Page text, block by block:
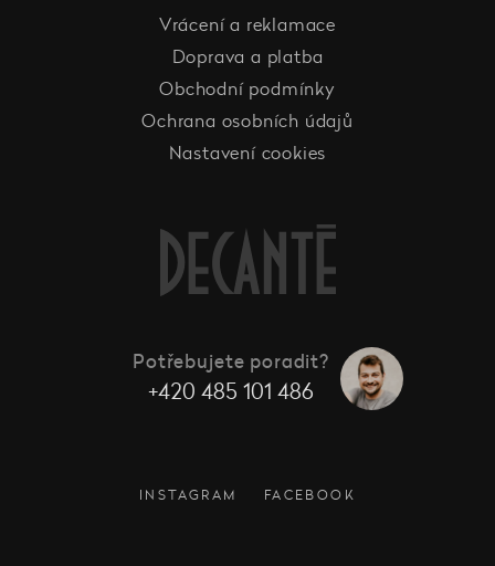
Vrácení a reklamace
Doprava a platba
Obchodní podmínky
Ochrana osobních údajů
Nastavení cookies
Potřebujete poradit?
+420 485 101 486
INSTAGRAM FACEBOOK